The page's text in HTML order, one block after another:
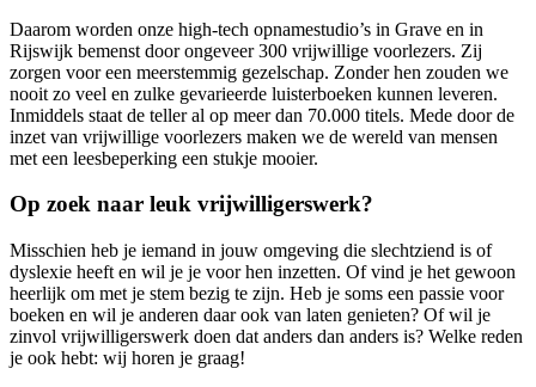
Daarom worden onze high-tech opnamestudio’s in Grave en in
Rijswijk bemenst door ongeveer 300 vrijwillige voorlezers. Zij
zorgen voor een meerstemmig gezelschap. Zonder hen zouden we
nooit zo veel en zulke gevarieerde luisterboeken kunnen leveren.
Inmiddels staat de teller al op meer dan 70.000 titels. Mede door de
inzet van vrijwillige voorlezers maken we de wereld van mensen
met een leesbeperking een stukje mooier.
Op zoek naar leuk vrijwilligerswerk?
Misschien heb je iemand in jouw omgeving die slechtziend is of
dyslexie heeft en wil je je voor hen inzetten. Of vind je het gewoon
heerlijk om met je stem bezig te zijn. Heb je soms een passie voor
boeken en wil je anderen daar ook van laten genieten? Of wil je
zinvol vrijwilligerswerk doen dat anders dan anders is? Welke reden
je ook hebt: wij horen je graag!